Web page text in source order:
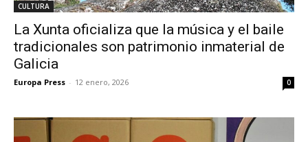
CULTURA
La Xunta oficializa que la música y el baile
tradicionales son patrimonio inmaterial de
Galicia
Europa Press - 12 enero, 2026 0